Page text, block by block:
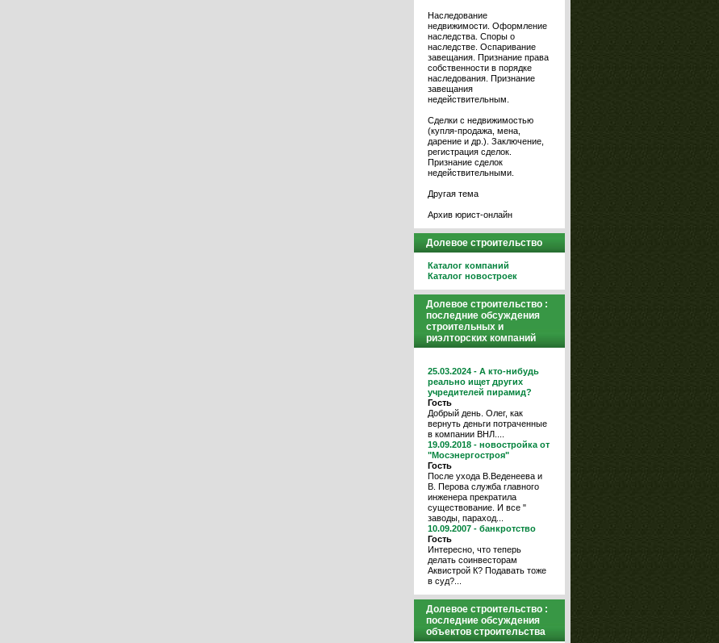
Наследование
недвижимости. Оформление
наследства. Споры о
наследстве. Оспаривание
завещания. Признание права
собственности в порядке
наследования. Признание
завещания
недействительным.
Сделки с недвижимостью
(купля-продажа, мена,
дарение и др.). Заключение,
регистрация сделок.
Признание сделок
недействительными.
Другая тема
Архив юрист-онлайн
Долевое строительство
Каталог компаний
Каталог новостроек
Долевое строительство :
последние обсуждения
строительных и
риэлторских компаний
25.03.2024 - А кто-нибудь
реально ищет других
учредителей пирамид?
Гость
Добрый день. Олег, как
вернуть деньги потраченные
в компании ВНЛ....
19.09.2018 - новостройка от
"Мосэнергостроя"
Гость
После ухода В.Веденеева и
В. Перова служба главного
инженера прекратила
существование. И все "
заводы, параход...
10.09.2007 - банкротство
Гость
Интересно, что теперь
делать соинвесторам
Аквистрой К? Подавать тоже
в суд?...
Долевое строительство :
последние обсуждения
объектов строительства